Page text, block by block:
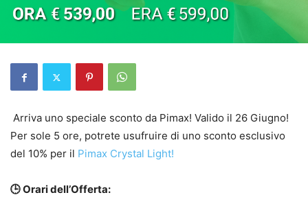
Arriva uno speciale sconto da Pimax! Valido il 26 Giugno!
Per sole 5 ore, potrete usufruire di uno sconto esclusivo
del 10% per il Pimax Crystal Light!
🕒 Orari dell’Offerta: